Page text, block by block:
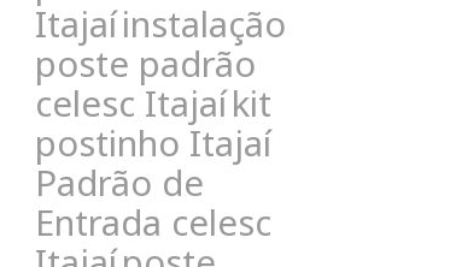
Itajaíinstalação
poste padrão
celesc Itajaíkit
postinho Itajaí
Padrão de
Entrada celesc